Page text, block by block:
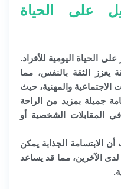
على الحياة
الحياة اليومية للأفراد.
يعزز الثقة بالنفس، مما
والمهنية، حيث
جميلة بمزيد من الراحة
المقابلات الشخصية أو
الابتسامة الجذابة يمكن
لدى الآخرين، مما قد يساعد